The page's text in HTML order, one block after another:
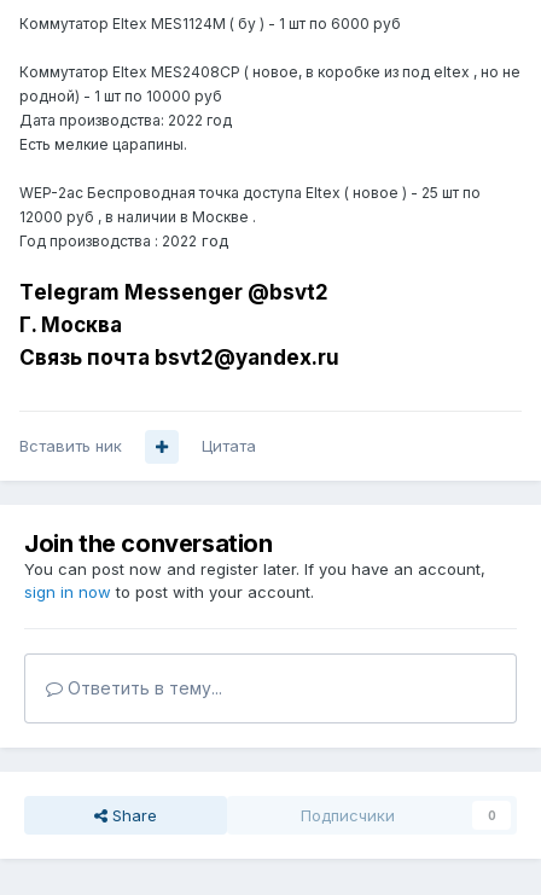
Коммутатор Eltex MES1124M ( бу ) - 1 шт по 6000 руб
Коммутатор Eltex MES2408CP ( новое, в коробке из под eltex , но не
родной) - 1 шт по 10000 руб
Дата производства: 2022 год
Есть мелкие царапины.
WEP-2ac Беспроводная точка доступа Eltex ( новое ) - 25 шт по
12000 руб , в наличии в Москве .
Год производства : 2022 год
Tеlеgrаm Messеngеr @bsvt2
Г. Москва
Связь почта bsvt2@yandex.ru
Вставить ник Цитата
Join the conversation
You can post now and register later. If you have an account,
sign in now to post with your account.
Ответить в тему...
Share Подписчики 0